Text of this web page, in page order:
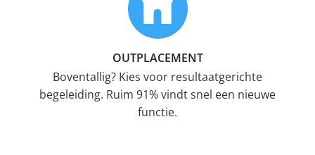
OUTPLACEMENT
Boventallig? Kies voor resultaatgerichte
begeleiding. Ruim 91% vindt snel een nieuwe
functie.